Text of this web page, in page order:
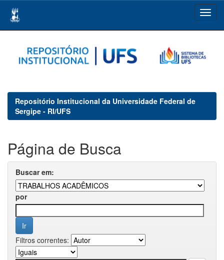
navigation
Repositório Institucional da Universidade Federal de
Sergipe - RI/UFS
Página de Busca
Buscar em:
por
Filtros correntes: